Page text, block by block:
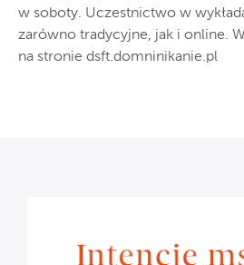
w soboty. Uczestnictwo w
zarówno tradycyjne, jak i online.
na stronie dsft.domninikanie.pl